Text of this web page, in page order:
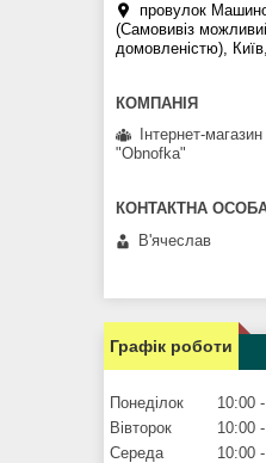
провулок
(Самовивіз
домовленістю),
Інтернет-
"Obnofka"
В'ячеслав
Графік роботи
Понеділок 10:00
Вівторок
10:00
Середа
10:00